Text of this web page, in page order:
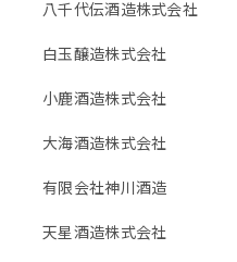
八千代伝酒造株式会社
白玉醸造株式会社
小鹿酒造株式会社
大海酒造株式会社
有限会社神川酒造
天星酒造株式会社